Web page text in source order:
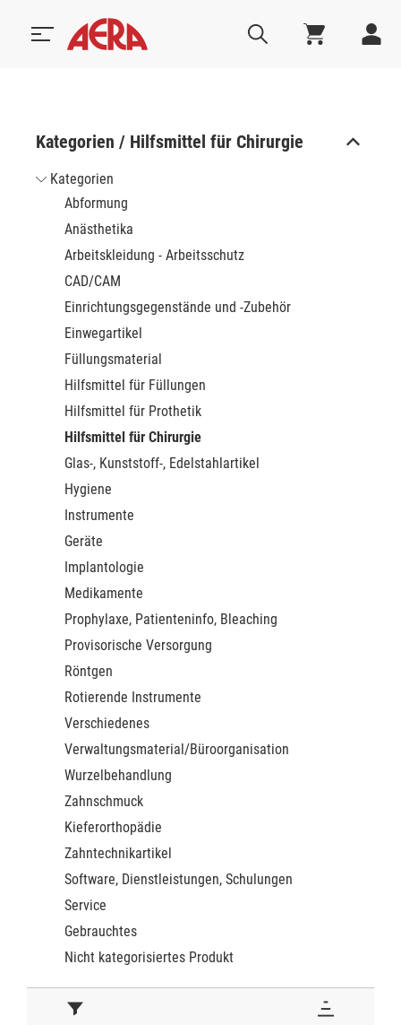
Kategorien / Hilfsmittel für Chirurgie
Kategorien
Abformung
Anästhetika
Arbeitskleidung - Arbeitsschutz
CAD/CAM
Einrichtungsgegenstände und -Zubehör
Einwegartikel
Füllungsmaterial
Hilfsmittel für Füllungen
Hilfsmittel für Prothetik
Hilfsmittel für Chirurgie
Glas-, Kunststoff-, Edelstahlartikel
Hygiene
Instrumente
Geräte
Implantologie
Medikamente
Prophylaxe, Patienteninfo, Bleaching
Provisorische Versorgung
Röntgen
Rotierende Instrumente
Verschiedenes
Verwaltungsmaterial/Büroorganisation
Wurzelbehandlung
Zahnschmuck
Kieferorthopädie
Zahntechnikartikel
Software, Dienstleistungen, Schulungen
Service
Gebrauchtes
Nicht kategorisiertes Produkt